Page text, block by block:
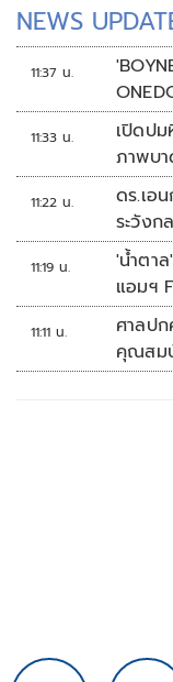
NEWS
11:37 น.
11:33 น.
เปิดป
ภาพบ
11:22 น.
ดร.เอ
ระวัง
11:19 น.
'น้ำตา
แอมฯ
11:11 น.
ศาลป
คุณสม
เสียหาย